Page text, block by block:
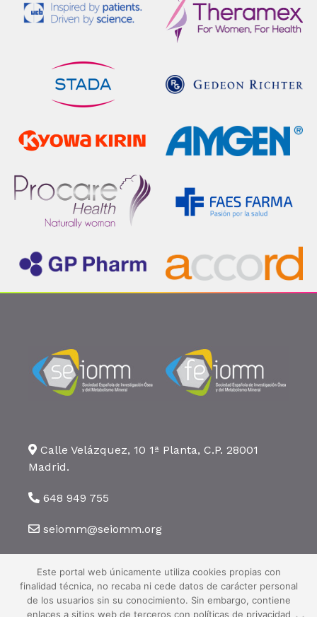
Calle Velázquez, 10 1ª Planta, C.P. 28001
Madrid.
648 949 755
seiomm@seiomm.org
©2026 SEIOMM. Todos los derechos reservados ·Aviso legal·Política
Este portal web únicamente utiliza cookies propias con
finalidad técnica, no recaba ni cede datos de carácter personal
de los usuarios sin su conocimiento. Sin embargo, contiene
enlaces a sitios web de terceros con políticas de privacidad